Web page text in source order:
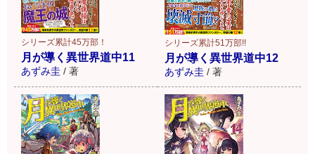
シリーズ累計45万部！
月が導く異世界道中11
あずみ圭 / 著
シリーズ累計51万部!!
月が導く異世界道中12
あずみ圭 / 著